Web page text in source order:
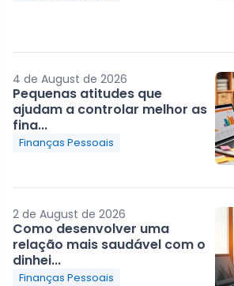
4 de August de 2026
Pequenas atitudes que
ajudam a controlar melhor as
fina...
Finanças Pessoais
2 de August de 2026
Como desenvolver uma
relação mais saudável com o
dinhei...
Finanças Pessoais